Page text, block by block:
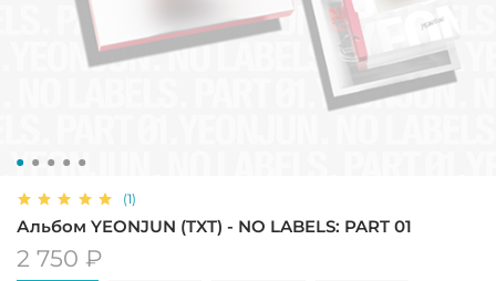
(1)
Альбом YEONJUN (TXT) - NO LABELS: PART 01
2 750 ₽